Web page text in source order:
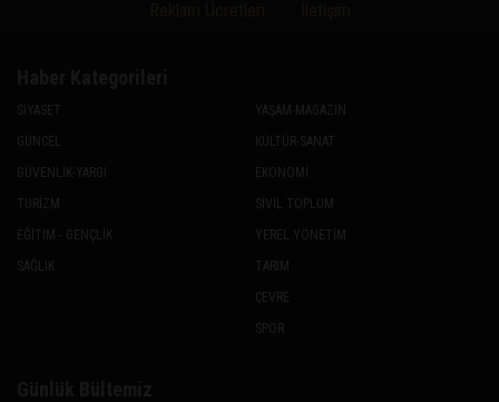
SİYASET
GÜNCEL
GÜVENLİK-YARGI
TURİZM
EĞİTİM - GENÇLİK
SAĞLIK
YAŞAM-MAGAZİN
KÜLTÜR-SANAT
EKONOMİ
SİVİL TOPLUM
YEREL YÖNETİM
TARIM
ÇEVRE
SPOR